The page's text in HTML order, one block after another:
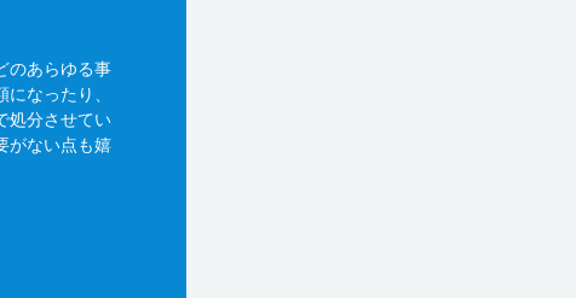
のあらゆる事
なったり、
処分させてい
がない点も嬉